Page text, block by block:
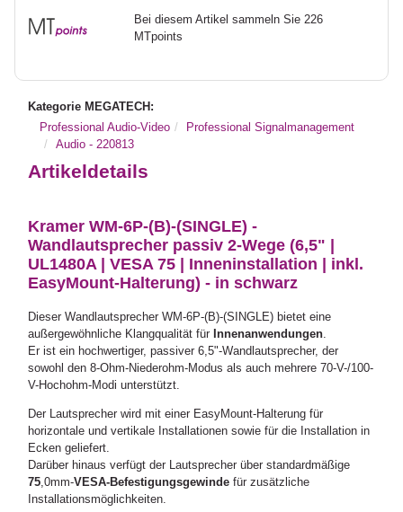
Bei diesem Artikel sammeln Sie 226
MTpoints
Kategorie MEGATECH:
Professional Audio-Video
Professional Signalmanagement
Audio - 220813
Artikeldetails
Kramer WM-6P-(B)-(SINGLE) -
Wandlautsprecher passiv 2-Wege (6,5" |
UL1480A | VESA 75 | Inneninstallation | inkl.
EasyMount-Halterung) - in schwarz
Dieser Wandlautsprecher WM-6P-(B)-(SINGLE) bietet eine
außergewöhnliche Klangqualität fürInnenanwendungen
Er ist ein hochwertiger, passiver 6,5"-Wandlautsprecher, der
sowohl den 8-Ohm-Niederohm-Modus als auch mehrere 70-V-/100-
V-Hochohm-Modi unterstützt.
Der Lautsprecher wird mit einer EasyMount-Halterung für
horizontale und vertikale Installationen sowie für die Installation in
Ecken geliefert.
Darüber hinaus verfügt der Lautsprecher über standardmäßige
75 ,0mm-VESA-Befestigungsgewinde für zusätzliche
Installationsmöglichkeiten.